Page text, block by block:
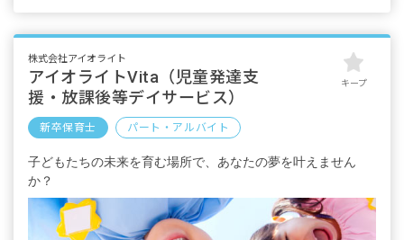
1,064円
株式会社アイオライト
アイオライトVita（児童発達支
援・放課後等デイサービス）
新卒保育士 パート・アルバイト
キープ
子どもたちの未来を育む場所で、あなたの夢を叶えません
か？